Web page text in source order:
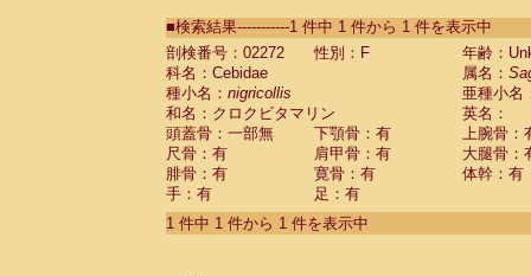
CebidaeSaguinus labiatus(0)
Cebidae Saguinus leucopus (0)
Cebidae
CebidaeSaguinus mystax
CebidaeSaguinus nigricollis (1)
Cebidae Saguinus oedipus
Cebidae Saguinus weddelli
Cebidae Saguinusspp.
Cebidae Aotus trivirgatus
Cebidae Cebus albifrons
■検索結果-----------1 件中 1 件から 1 件を表示中
剖検番号：02272
性別：F
年齢：
科名：Cebidae
属名：
種小名： nigricollis
亜種小名
和名：クロクビタマリン
英名：
頭蓋骨：一部無
下顎骨：有
上腕骨：
尺骨：有
肩甲骨：有
大腿骨：
腓骨：有
寛骨：有
体幹：有
手：有
足：有
1 件中 1 件から 1 件を表示中